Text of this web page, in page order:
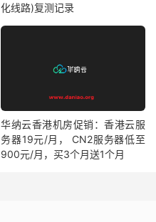
化线路)复测记录
华纳云香港机房促销：香港云服
务器19元/月， CN2服务器低至
900元/月，买3个月送1个月